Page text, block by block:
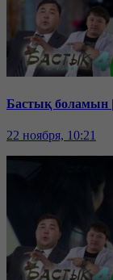
Бастық боламын |
22 ноября, 10:21